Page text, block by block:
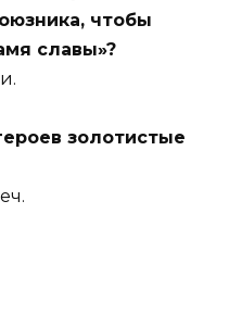
чтобы
славы»?
золотистые